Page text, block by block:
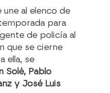
une al elenco de
para
de policía al
que se cierne
ella, se
Solé, Pablo
y José Luis